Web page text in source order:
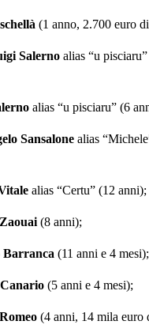
(1 anno, 2.700 euro
Salernoalias “u
alias “u pisciaru” (6
Sansalonealias
alias “Certu” (12 anni);
(8 anni);
Barranca (11 anni e 4 mesi);
(5 anni e 4 mesi);
(4 anni, 14 mila euro